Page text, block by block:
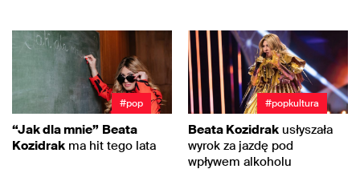
#pop
“Jak dla mnie” Beata
Kozidrak ma hit tego lata
#popkultura
Beata Kozidrak usłyszała
wyrok za jazdę pod
wpływem alkoholu